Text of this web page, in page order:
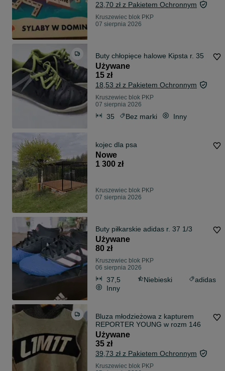
23,70 zł z Pakietem Ochronnym
Kruszewiec blok PKP
07 sierpnia 2026
Buty chłopięce halowe Kipsta r. 35
Używane
15 zł
18,53 zł z Pakietem Ochronnym
Kruszewiec blok PKP
07 sierpnia 2026
35 Bez marki Inny
kojec dla psa
Nowe
1 300 zł
Kruszewiec blok PKP
07 sierpnia 2026
Buty piłkarskie adidas r. 37 1/3
Używane
80 zł
Kruszewiec blok PKP
06 sierpnia 2026
37,5 Niebieski
adidas
Inny
Bluza młodzieżowa z kapturem
REPORTER YOUNG w rozm 146
Używane
35 zł
39,73 zł z Pakietem Ochronnym
Kruszewiec blok PKP